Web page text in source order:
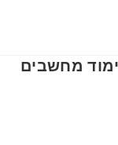
מחשבים